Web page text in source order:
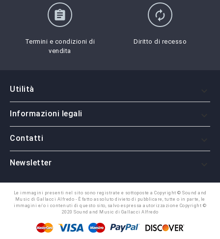
assignment
Termini e condizioni di
vendita
autorenew
Diritto di recesso
Utilità
Informazioni legali
Contatti
Newsletter
Le immagini presenti nel sito sono registrate e sottoposte a Copyright © Sound and
Music di Gallacci Alfredo - È fatto assoluto divieto di pubblicare, tutte o in parte, le
immagini e/o i contenuti di questo sito, salvo espressa autorizzazione Copyright ©
2020 Sound and Music di Gallacci Alfredo